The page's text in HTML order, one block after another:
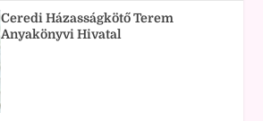
Ceredi Házasságkötő Terem
Anyakönyvi Hivatal